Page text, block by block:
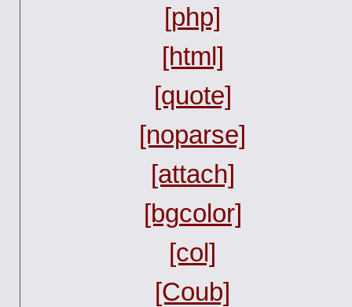
[php]
[html]
[quote]
[noparse]
[attach]
[bgcolor]
[col]
[Coub]